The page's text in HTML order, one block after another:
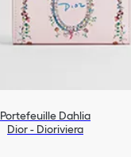
Portefeuille Dahlia
Dior - Dioriviera